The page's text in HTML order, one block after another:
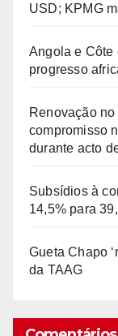
USD; KPMG
Angola e Côte
progresso
Renovação
compromisso
durante acto
Subsídios à
14,5% para
Gueta Chapo
da TAAG